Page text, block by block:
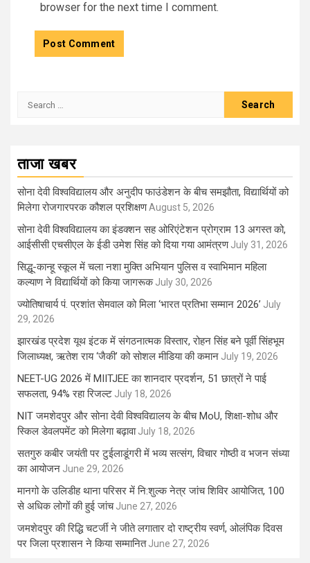
browser for the next time I comment.
Search
ताजा खबर
सोना देवी विश्वविद्यालय और अनुदीप फाउंडेशन के बीच समझौता, विद्यार्थियों को
मिलेगा रोजगारपरक कौशल प्रशिक्षणAugust 5, 2026
सोना देवी विश्वविद्यालय का इंडक्शन सह ओरिएंटेशन प्रोग्राम 13 अगस्त को,
आईसीसी एचसीएल के ईडी उमेश सिंह को दिया गया आमंत्रण July 31, 2026
सिद्धू-कान्हू स्कूल में चला नशा मुक्ति अभियान पुलिस व स्वाभिमान महिला
कल्याण ने विद्यार्थियों को किया जागरूक July 30, 2026
ज्योतिषाचार्य पं. प्रशांत सेमवाल को मिला ‘भारत प्रतिभा सम्मान 2026’ July
29, 2026
झारखंड प्रदेश यूथ इंटक में संगठनात्मक विस्तार, रोहन सिंह बने पूर्वी सिंहभूम
जिलाध्यक्ष, ऋतेश राय ‘जैकी’ को सोशल मीडिया की कमान July 19, 2026
NEET-UG 2026 में MIITJEE का शानदार प्रदर्शन, 51 छात्रों ने पाई
सफलता, 94% रहा रिजल्ट July 18, 2026
NIT जमशेदपुर और सोना देवी विश्वविद्यालय के बीच MoU, शिक्षा-शोध और
स्किल डेवलपमेंट को मिलेगा बढ़ावा July 18, 2026
सतगुरु कबीर जयंती पर टुईलाडूंगरी में भव्य सत्संग, विचार गोष्ठी व भजन संध्या
का आयोजन June 29, 2026
मानगो के उलिडीह थाना परिसर में नि:शुल्क नेत्र जांच शिविर आयोजित, 100
से अधिक लोगों की हुई जांच June 27, 2026
जमशेदपुर की रिद्धि चटर्जी ने जीते लगातार दो राष्ट्रीय स्वर्ण, ओलंपिक दिवस
पर जिला प्रशासन ने किया सम्मानित June 27, 2026